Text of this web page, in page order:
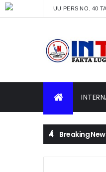
UU PERS NO. 40
Breaking